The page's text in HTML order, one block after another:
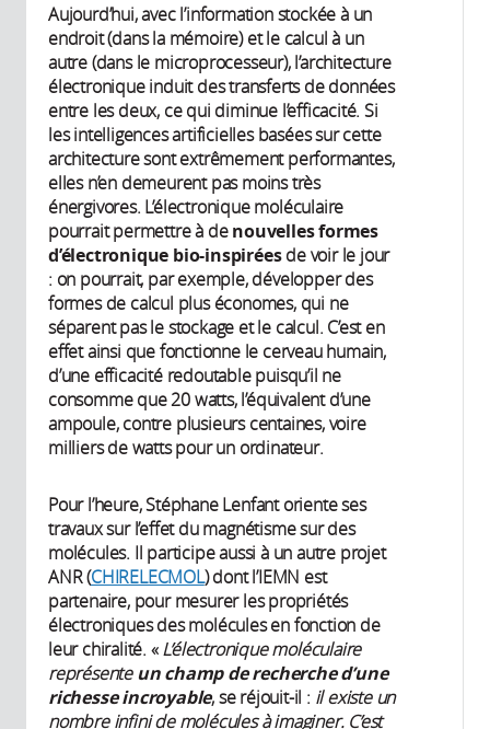
Aujourd’hui, avec l’information stockée à un
endroit (dans la mémoire) et le calcul à un
autre (dans le microprocesseur), l’architecture
électronique induit des transferts de données
entre les deux, ce qui diminue l’efficacité. Si
les intelligences artificielles basées sur cette
architecture sont extrêmement performantes,
elles n’en demeurent pas moins très
énergivores. L’électronique moléculaire
pourrait permettre à denouvelles formes
d’électronique bio-inspiréesde voir le jour
: on pourrait, par exemple, développer des
formes de calcul plus économes, qui ne
séparent pas le stockage et le calcul. C’est en
effet ainsi que fonctionne le cerveau humain,
d’une efficacité redoutable puisqu’il ne
consomme que 20 watts, l’équivalent d’une
ampoule, contre plusieurs centaines, voire
milliers de watts pour un ordinateur.
Pour l’heure, Stéphane Lenfant oriente ses
travaux sur l’effet du magnétisme sur des
molécules. Il participe aussi à un autre projet
ANR (CHIRELECMOL) dont l’IEMN est
partenaire, pour mesurer les propriétés
électroniques des molécules en fonction de
leur chiralité. «L’électronique moléculaire
représenteun champ de recherche d’une
richesse incroyable, se réjouit-il : il existe un
nombre infini de molécules à imaginer. C’est